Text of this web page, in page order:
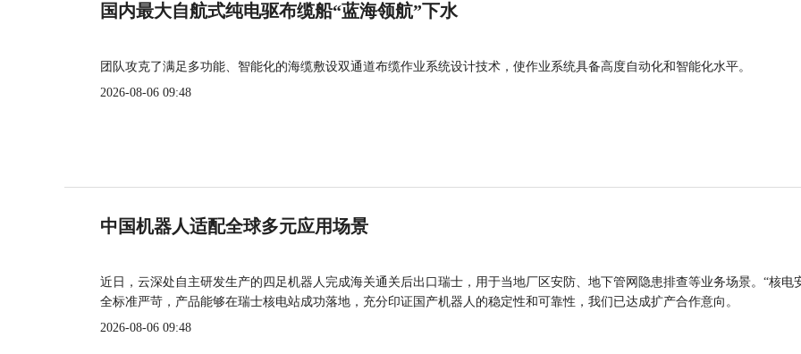
国内最大自航式纯电驱布缆船“蓝海领航”下水
团队攻克了满足多功能、智能化的海缆敷设双通道布缆作业系统设计技术，使作业系统具备高度自动化和智能化水平。
2026-08-06 09:48
中国机器人适配全球多元应用场景
近日，云深处自主研发生产的四足机器人完成海关通关后出口瑞士，用于当地厂区安防、地下管网隐患排查等业务场景。“核电
全标准严苛，产品能够在瑞士核电站成功落地，充分印证国产机器人的稳定性和可靠性，我们已达成扩产合作意向。
2026-08-06 09:48